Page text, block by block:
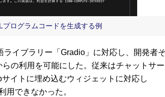
ログラムコードを生成する例
イブラリー「Gradio」に対応し、開発者
の利用を可能にした。従来はチャットサ
イトに埋め込むウィジェットに対応し
用できなかった。